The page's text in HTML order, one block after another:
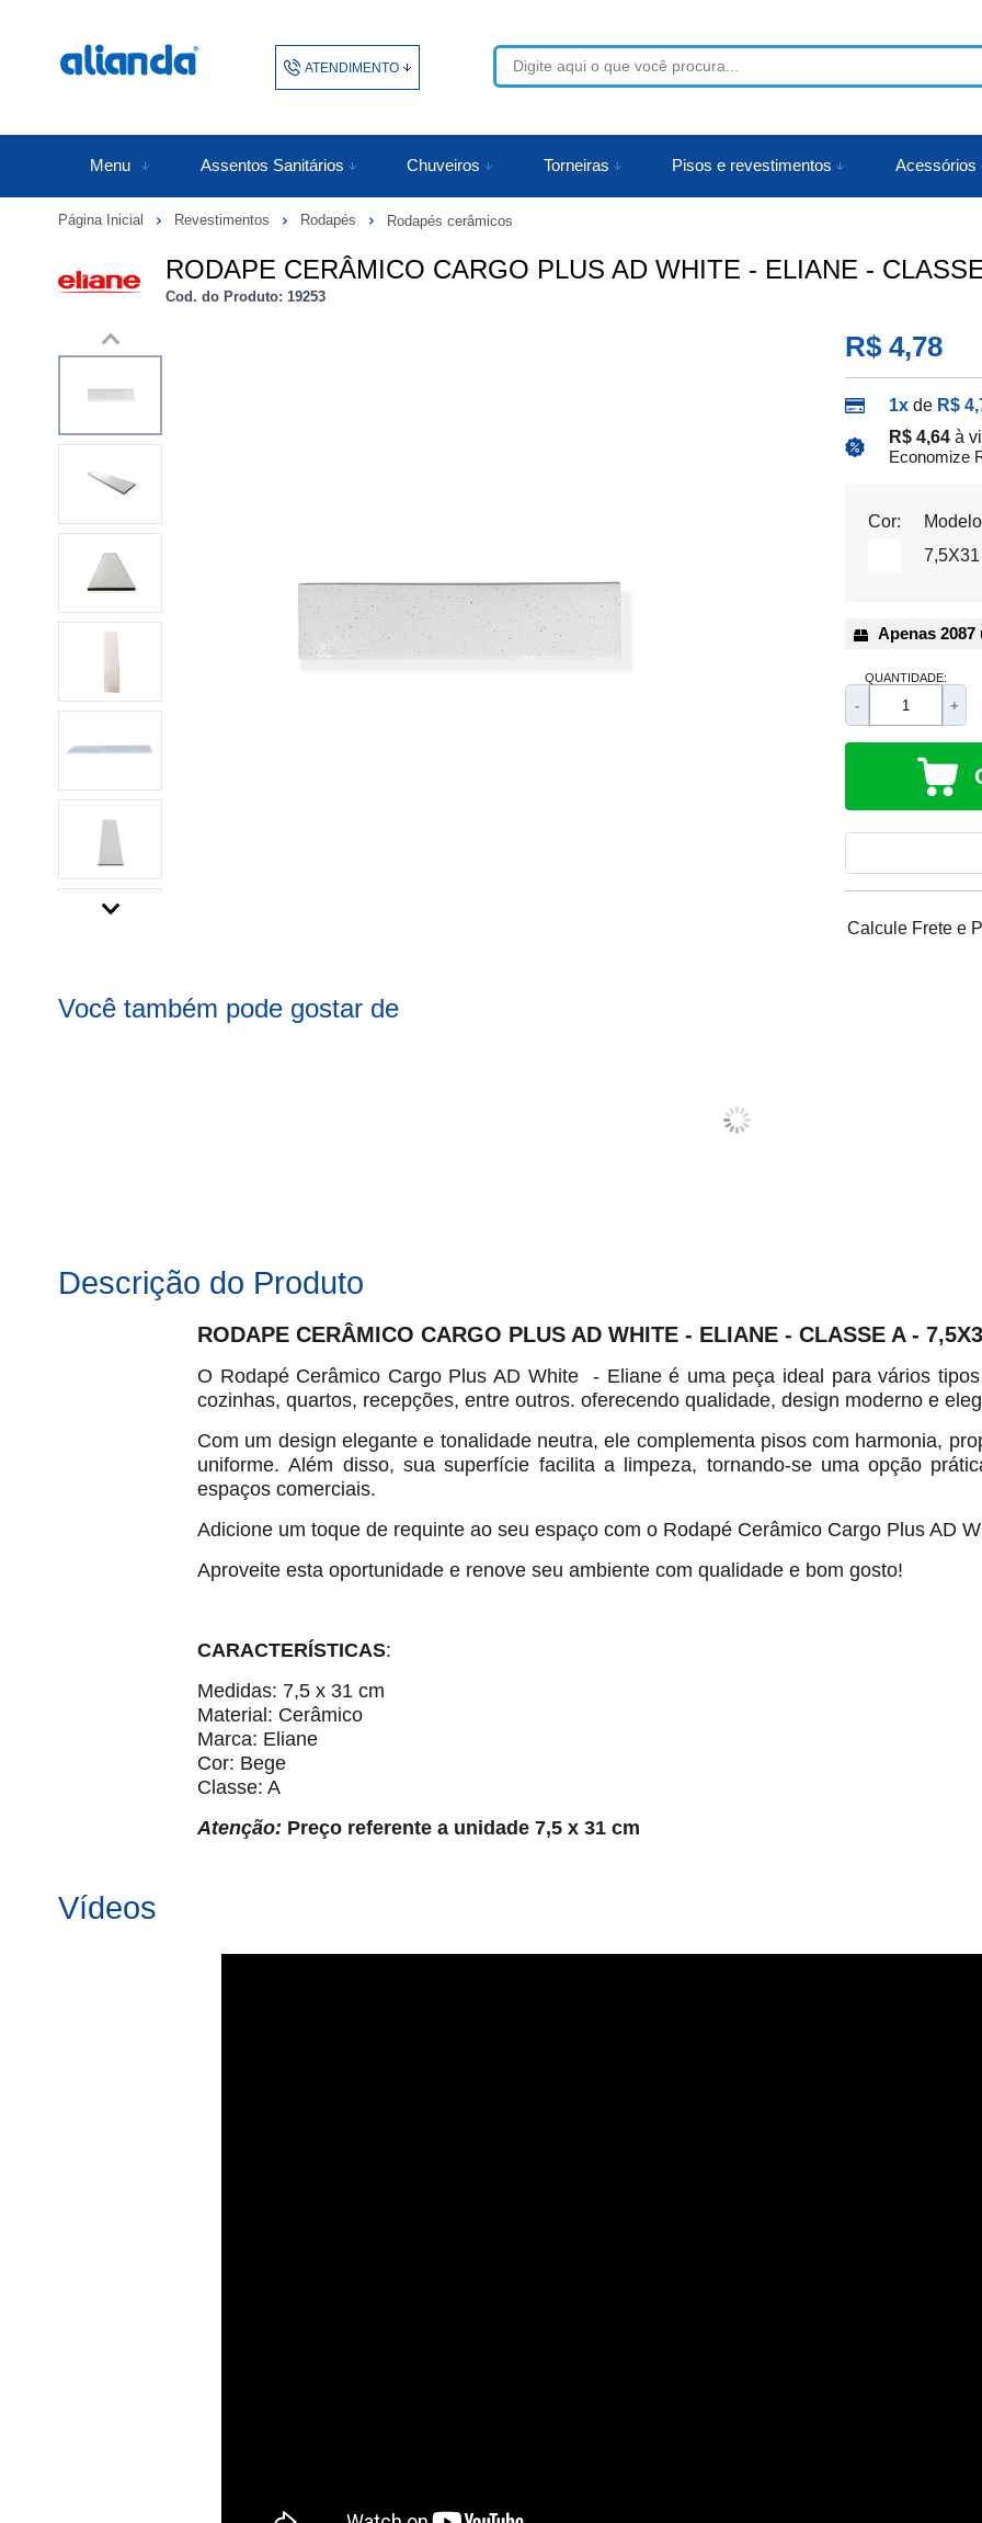
ATENDIMENTO
4834381753
atendimento@alianda.com.br
Menu Assentos Sanitários Chuveiros Torneiras Pisos e revestimentos Acessórios
Página Inicial Revestimentos Rodapés Rodapés cerâmicos
RODAPE CERÂMICO CARGO PLUS AD WHITE - ELIANE -
Cod. do Produto: 19253
R$ 4,78
1x de R$
R$ 4,64à
Economize
Cor:
7,5X31
Apenas
QUANTIDADE:
- +
Calcule Frete e
Você também pode gostar de
Descrição do Produto
RODAPE CERÂMICO CARGO PLUS AD WHITE - ELIANE - CLASSE A -
O Rodapé Cerâmico Cargo Plus AD White - Eliane é uma peça ideal para vários
cozinhas, quartos, recepções, entre outros. oferecendo qualidade, design moderno e
Com um design elegante e tonalidade neutra, ele complementa pisos com harmonia,
uniforme. Além disso, sua superfície facilita a limpeza, tornando-se uma opção
espaços comerciais.
Adicione um toque de requinte ao seu espaço com o Rodapé Cerâmico Cargo Plus AD
Aproveite esta oportunidade e renove seu ambiente com qualidade e bom gosto!
CARACTERÍSTICAS:
Medidas: 7,5 x 31 cm
Material: Cerâmico
Marca: Eliane
Cor: Bege
Classe: A
Atenção: Preço referente a unidade 7,5 x 31 cm
Vídeos